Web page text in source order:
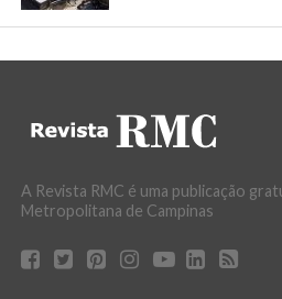
A Revista RMC é uma publicação
Metropolitana de Campinas